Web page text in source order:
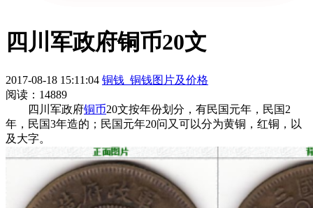
四川军政府铜币20文
2017-08-18 15:11:04 铜钱_铜钱图片及价格
阅读：14889
四川军政府铜币20文按年份划分，有民国元年，民国2
年，民国3年造的；民国元年20问又可以分为黄铜，红铜，以
及大字。